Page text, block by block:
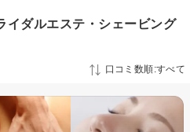
イダルエステ・シェービング
口コミ数順:すべて